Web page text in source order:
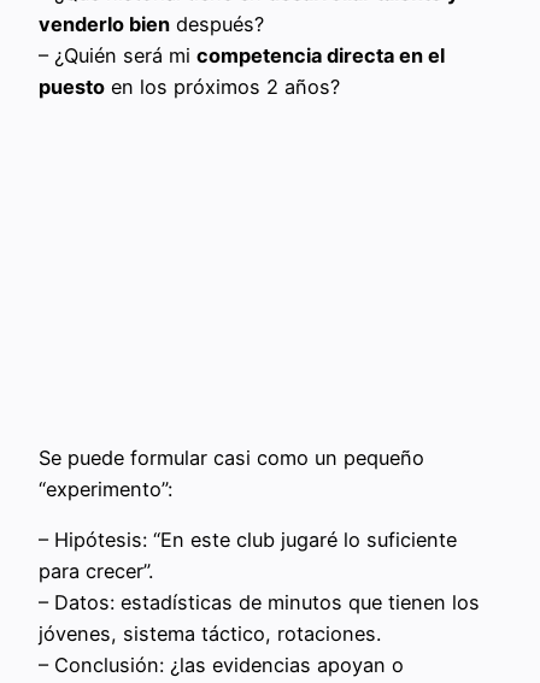
venderlo bien después?
– ¿Quién será mi competencia directa en el
puesto en los próximos 2 años?
Se puede formular casi como un pequeño
“experimento”:
– Hipótesis: “En este club jugaré lo suficiente
para crecer”.
– Datos: estadísticas de minutos que tienen los
jóvenes, sistema táctico, rotaciones.
– Conclusión: ¿las evidencias apoyan o